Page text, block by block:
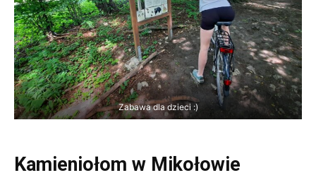
Zabawa dla dzieci :)
Kamieniołom w Mikołowie